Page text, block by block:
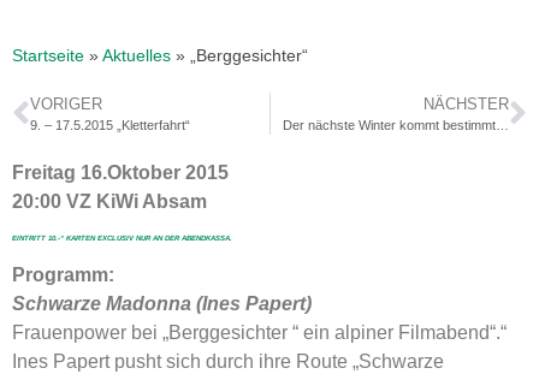
Startseite » Aktuelles » „Berggesichter“
VORIGER
9. – 17.5.2015 „Kletterfahrt“
NÄCHSTER
Der nächste Winter kommt bestimmt…
Freitag 16.Oktober 2015
20:00 VZ KiWi Absam
EINTRITT 10.-“ KARTEN EXCLUSIV NUR AN DER ABENDKASSA.
Programm:
Schwarze Madonna (Ines Papert)
Frauenpower bei „Berggesichter “ ein alpiner Filmabend“.“
Ines Papert pusht sich durch ihre Route „Schwarze